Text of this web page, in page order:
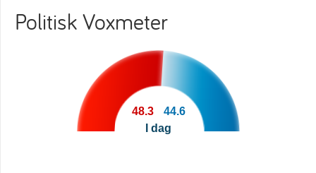
Politisk Voxmeter
48.3
44.6
I dag